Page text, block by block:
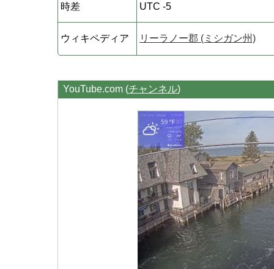
時差 UTC -5
ウィキペディア リーラノー郡 (ミシガン州)
YouTube.com (チャンネル)